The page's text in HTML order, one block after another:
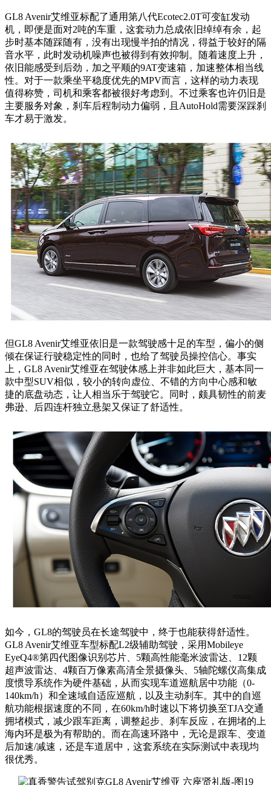
GL8 Avenir艾维亚标配了通用第八代Ecotec2.0T可变缸发动
机，即便是面对2吨的车重，这套动力总成依旧绰绰有余，起
步时基本随踩随有，没有出现慢半拍的情况，得益于较好的隔
音水平，此时发动机噪声也被得到有效抑制。随着速度上升，
依旧能感受到后劲，加之平顺的9AT变速箱，加速整体相当线
性。对于一款乘坐平稳度优先的MPV而言，这样的动力表现
值得称赞，司机和乘客都被很好考虑到。不过乘客也许仍旧是
主要服务对象，刹车后程制动力偏弱，且AutoHold需要深踩刹
车才易于激发。
但GL8 Avenir艾维亚依旧是一款驾驶感十足的车型，偏小的侧
倾在保证行驶稳定性的同时，也给了驾驶员操控信心。事实
上，GL8 Avenir艾维亚在驾驶体感上并非如此巨大，基本同一
款中型SUV相似，较小的转向虚位、不错的方向中心感和敏
捷的底盘动态，让人相当乐于驾驶它。同时，颇具韧性的前麦
弗逊、后四连杆独立悬架又保证了舒适性。
如今，GL8的驾驶员在长途驾驶中，终于也能获得舒适性。
GL8 Avenir艾维亚车型标配L2级辅助驾驶，采用Mobileye
EyeQ4®第四代图像识别芯片、5颗高性能毫米波雷达、12颗
超声波雷达、4颗百万像素高清全景摄像头、5轴陀螺仪高集成
度惯导系统作为硬件基础，从而实现车道巡航居中功能（0-
140km/h）和全速域自适应巡航，以及主动刹车。其中的自巡
航功能根据速度的不同，在60km/h时速以下将切换至TJA交通
拥堵模式，减少跟车距离，调整起步、刹车反应，在拥堵的上
海内环是极为有帮助的。而在高速环路中，无论是跟车、变道
后加速/减速，还是车道居中，这套系统在实际测试中表现均
很优秀。